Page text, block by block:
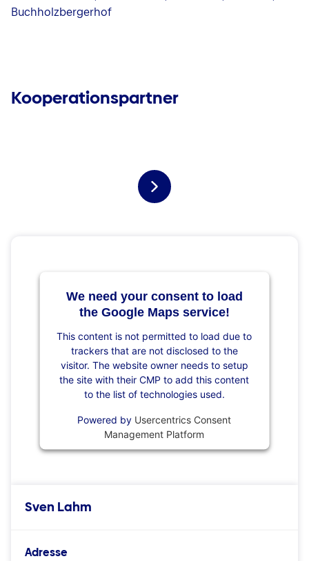
Buchholzbergerhof
Kooperationspartner
We need your consent to load
the Google Maps service!
This content is not permitted to load due to
trackers that are not disclosed to the
visitor. The website owner needs to setup
the site with their CMP to add this content
to the list of technologies used.
Powered by Usercentrics Consent
Management Platform
Sven Lahm
Adresse